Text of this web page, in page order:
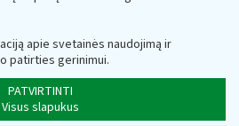
apie svetainės naudojimą ir
patirties gerinimui.
PATVIRTINTI
Visus slapukus